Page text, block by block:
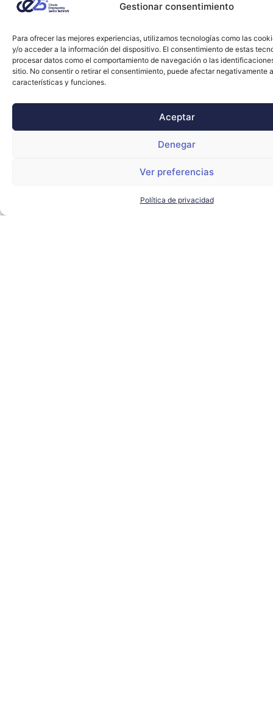
Gestionar consentimiento
Para ofrecer las mejores experiencias, utilizamos tecnologías como las
y/o acceder a la información del dispositivo. El consentimiento de estas
procesar datos como el comportamiento de navegación o las
sitio. No consentir o retirar el consentimiento, puede afectar negativamente
características y funciones.
Aceptar
Denegar
Ver preferencias
Política de privacidad